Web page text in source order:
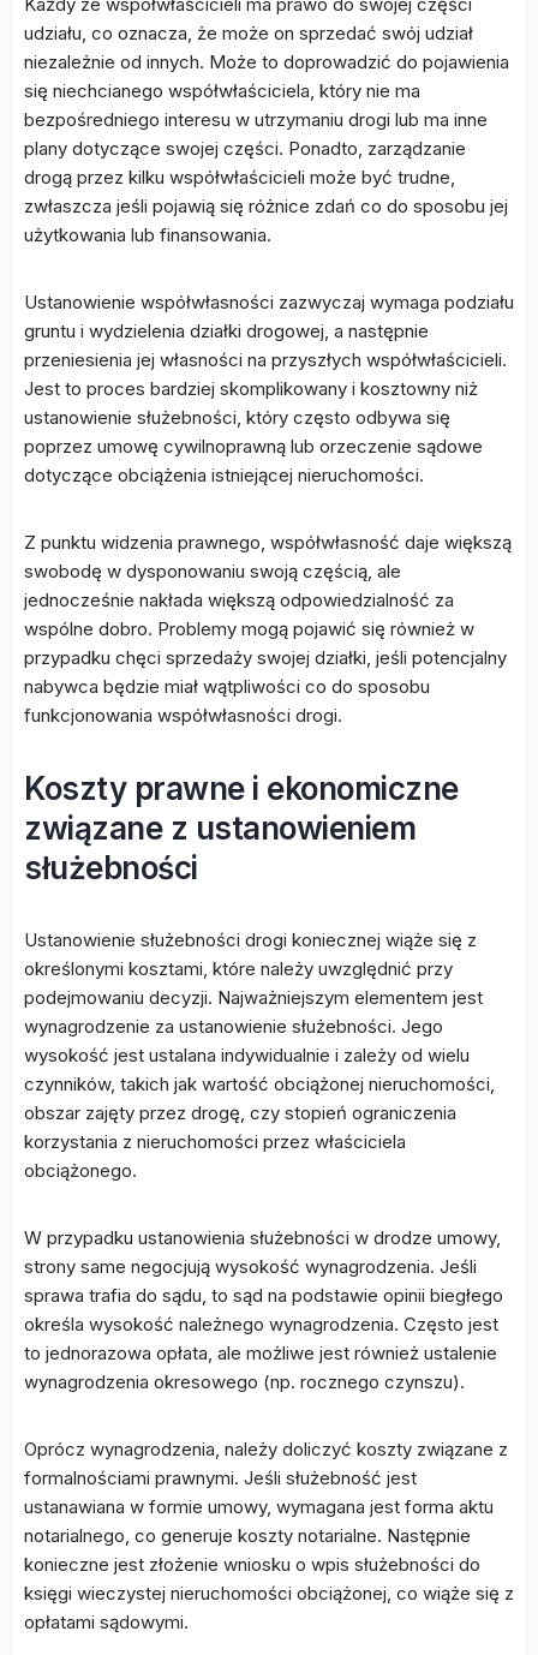
udziału, co oznacza, że może on sprzedać swój udział
niezależnie od innych. Może to doprowadzić do pojawienia
się niechcianego współwłaściciela, który nie ma
bezpośredniego interesu w utrzymaniu drogi lub ma inne
plany dotyczące swojej części. Ponadto, zarządzanie
drogą przez kilku współwłaścicieli może być trudne,
zwłaszcza jeśli pojawią się różnice zdań co do sposobu jej
użytkowania lub finansowania.
Ustanowienie współwłasności zazwyczaj wymaga podziału
gruntu i wydzielenia działki drogowej, a następnie
przeniesienia jej własności na przyszłych współwłaścicieli.
Jest to proces bardziej skomplikowany i kosztowny niż
ustanowienie służebności, który często odbywa się
poprzez umowę cywilnoprawną lub orzeczenie sądowe
dotyczące obciążenia istniejącej nieruchomości.
Z punktu widzenia prawnego, współwłasność daje większą
swobodę w dysponowaniu swoją częścią, ale
jednocześnie nakłada większą odpowiedzialność za
wspólne dobro. Problemy mogą pojawić się również w
przypadku chęci sprzedaży swojej działki, jeśli potencjalny
nabywca będzie miał wątpliwości co do sposobu
funkcjonowania współwłasności drogi.
Koszty prawne i ekonomiczne
związane z ustanowieniem
służebności
Ustanowienie służebności drogi koniecznej wiąże się z
określonymi kosztami, które należy uwzględnić przy
podejmowaniu decyzji. Najważniejszym elementem jest
wynagrodzenie za ustanowienie służebności. Jego
wysokość jest ustalana indywidualnie i zależy od wielu
czynników, takich jak wartość obciążonej nieruchomości,
obszar zajęty przez drogę, czy stopień ograniczenia
korzystania z nieruchomości przez właściciela
obciążonego.
W przypadku ustanowienia służebności w drodze umowy,
strony same negocjują wysokość wynagrodzenia. Jeśli
sprawa trafia do sądu, to sąd na podstawie opinii biegłego
określa wysokość należnego wynagrodzenia. Często jest
to jednorazowa opłata, ale możliwe jest również ustalenie
wynagrodzenia okresowego (np. rocznego czynszu).
Oprócz wynagrodzenia, należy doliczyć koszty związane z
formalnościami prawnymi. Jeśli służebność jest
ustanawiana w formie umowy, wymagana jest forma aktu
notarialnego, co generuje koszty notarialne. Następnie
konieczne jest złożenie wniosku o wpis służebności do
księgi wieczystej nieruchomości obciążonej, co wiąże się z
opłatami sądowymi.